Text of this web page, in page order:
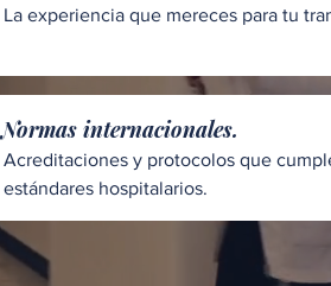
La experiencia que mereces para tu
Normas internacionales.
Acreditaciones y protocolos que
estándares hospitalarios.